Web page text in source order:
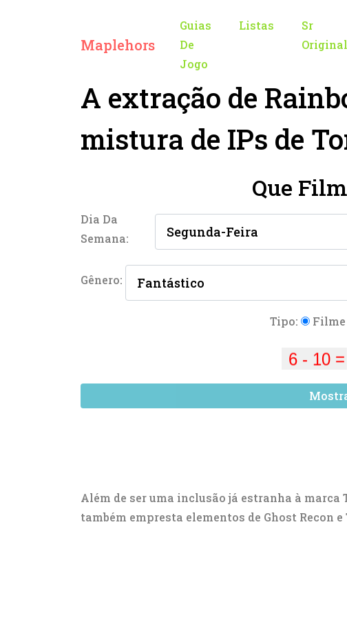
Maplehors
Guias
De
Jogo
Listas
Sr
A extração de
mistura de IPs de
Que
Dia Da
Semana:
Gênero:
Tipo: Filme
Além de ser uma inclusão já estranha à
também empresta elementos de Ghost Recon